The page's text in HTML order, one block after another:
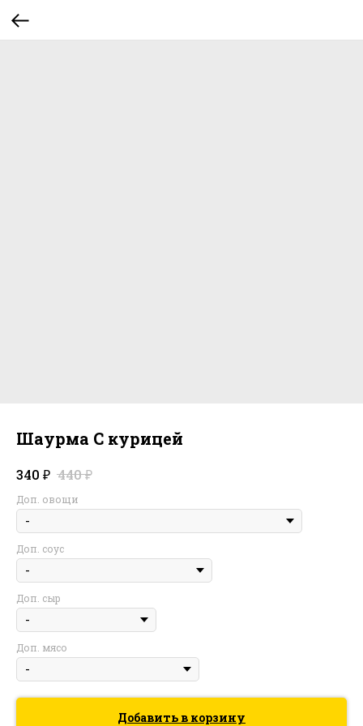
Шаурма С курицей
340 ₽ 440₽
Доп. овощи
Доп. соус
Доп. сыр
Доп. мясо
Добавить в корзину